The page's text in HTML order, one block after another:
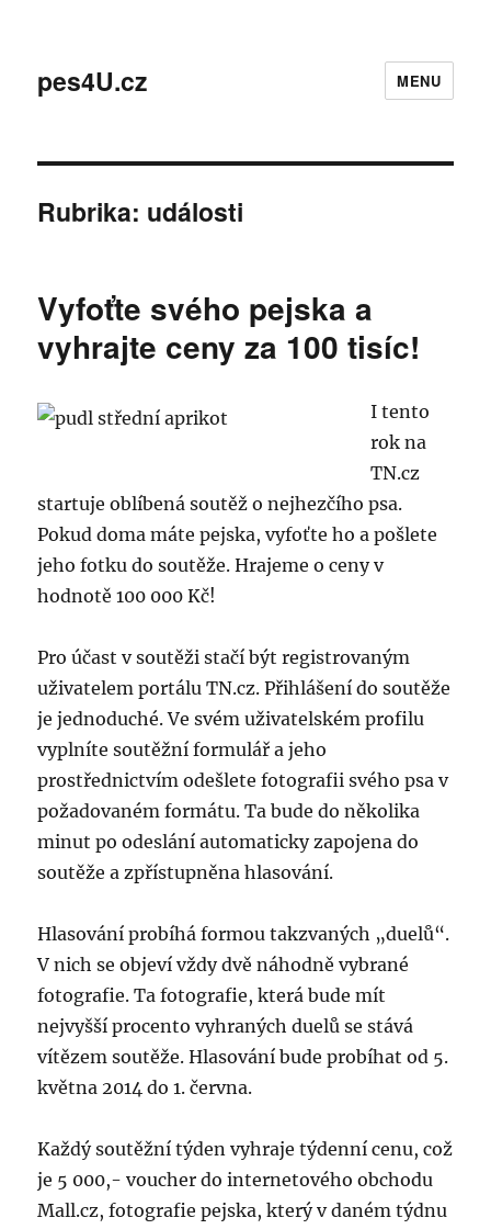
pes4U.cz MENU
Rubrika: události
Vyfoťte svého pejska a
vyhrajte ceny za 100 tisíc!
I tento
rok na
TN.cz
startuje oblíbená soutěž o nejhezčího psa.
Pokud doma máte pejska, vyfoťte ho a pošlete
jeho fotku do soutěže. Hrajeme o ceny v
hodnotě 100 000 Kč!
Pro účast v soutěži stačí být registrovaným
uživatelem portálu TN.cz. Přihlášení do soutěže
je jednoduché. Ve svém uživatelském profilu
vyplníte soutěžní formulář a jeho
prostřednictvím odešlete fotografii svého psa v
požadovaném formátu. Ta bude do několika
minut po odeslání automaticky zapojena do
soutěže a zpřístupněna hlasování.
Hlasování probíhá formou takzvaných „duelů“.
V nich se objeví vždy dvě náhodně vybrané
fotografie. Ta fotografie, která bude mít
nejvyšší procento vyhraných duelů se stává
vítězem soutěže. Hlasování bude probíhat od 5.
května 2014 do 1. června.
Každý soutěžní týden vyhraje týdenní cenu, což
je 5 000,- voucher do internetového obchodu
Mall.cz, fotografie pejska, který v daném týdnu